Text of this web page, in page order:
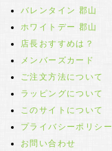
バレンタイン 郡山
ホワイトデー 郡山
店長おすすめは？
メンバーズカード
ご注文方法について
ラッピングについて
このサイトについて
プライバシーポリシー
お問い合わせ